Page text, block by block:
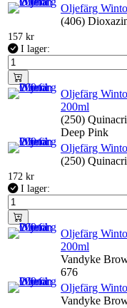
Oljefärg
(406)
157 kr
I lager:
Oljefärg
200ml
(250)
Deep Pink
Oljefärg
(250)
172 kr
I lager:
Oljefärg
200ml
Vandyke
676
Oljefärg
Vandyke